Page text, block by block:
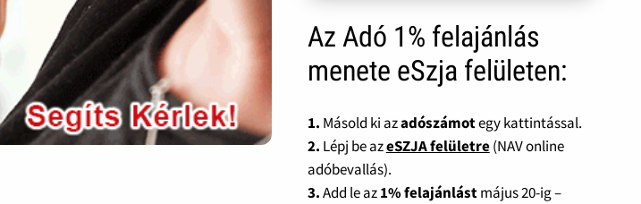
Az Adó 1% felajánlás
menete eSzja felületen:
1. Másold ki azadószámotegy kattintással.
2. Lépj be azeSZJA felületre(NAV online
adóbevallás).
3.Add le az1% felajánlástmájus 20-ig –